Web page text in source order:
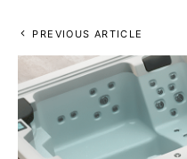
PREVIOUS ARTICLE